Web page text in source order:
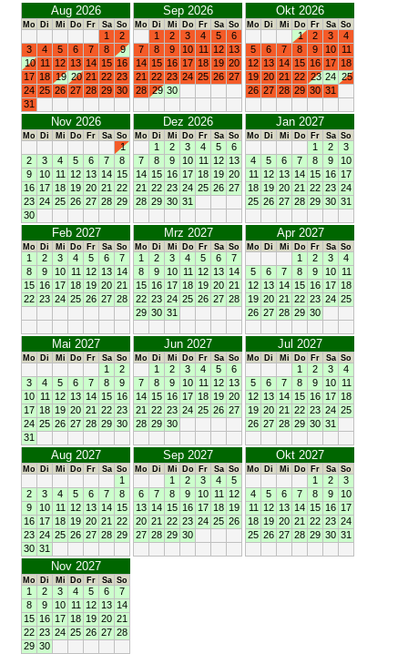
Aug 2026
Mo Di Mi Do Fr Sa So
1
2
3
4 5 6 7 8
9
10 11 12 13 14 15 16
17 18 19 20 21 22 23
24 25 26 27 28 29 30
31
Sep 2026
Mo Di Mi Do Fr Sa So
1 2 3 4 5
6
7
8 9 10 11 12 13
14 15 16 17 18 19 20
21 22 23 24 25 26 27
28 29 30
Okt 2026
Mo Di Mi Do Fr Sa So
1 2 3
4
5
6 7 8 9 10 11
12 13 14 15 16 17 18
19 20 21 22 23 24 25
26 27 28 29 30 31
Nov 2026
Mo Di Mi Do Fr Sa So
1
2
3 4 5 6 7
8
9
10 11 12 13 14 15
16 17 18 19 20 21 22
23 24 25 26 27 28 29
30
Dez 2026
Mo Di Mi Do Fr Sa So
1 2 3 4 5
6
7
8 9 10 11 12 13
14 15 16 17 18 19 20
21 22 23 24 25 26 27
28 29 30 31
Jan 2027
Mo Di Mi Do Fr Sa So
1 2
3
4
5 6 7 8 9
10
11
12 13 14 15 16 17
18 19 20 21 22 23 24
25 26 27 28 29 30 31
Feb 2027
Mo Di Mi Do Fr Sa So
1 2 3 4 5 6
7
8
9 10 11 12 13 14
15 16 17 18 19 20 21
22 23 24 25 26 27 28
Mrz 2027
Mo Di Mi Do Fr Sa So
1 2 3 4 5 6
7
8
9 10 11 12 13 14
15 16 17 18 19 20 21
22 23 24 25 26 27 28
29 30 31
Apr 2027
Mo Di Mi Do Fr Sa So
1 2 3
4
5
6 7 8 9 10 11
12 13 14 15 16 17 18
19 20 21 22 23 24 25
26 27 28 29 30
Mai 2027
Mo Di Mi Do Fr Sa So
1
2
3
4 5 6 7 8
9
10 11 12 13 14 15 16
17 18 19 20 21 22 23
24 25 26 27 28 29 30
31
Jun 2027
Mo Di Mi Do Fr Sa So
1 2 3 4 5
6
7
8 9 10 11 12 13
14 15 16 17 18 19 20
21 22 23 24 25 26 27
28 29 30
Jul 2027
Mo Di Mi Do Fr Sa So
1 2 3
4
5
6 7 8 9 10 11
12 13 14 15 16 17 18
19 20 21 22 23 24 25
26 27 28 29 30 31
Aug 2027
Mo Di Mi Do Fr Sa So
1
2
3 4 5 6 7
8
9
10 11 12 13 14 15
16 17 18 19 20 21 22
23 24 25 26 27 28 29
30 31
Sep 2027
Mo Di Mi Do Fr Sa So
1 2 3 4
5
6
7 8 9 10 11
12
13 14 15 16 17 18 19
20 21 22 23 24 25 26
27 28 29 30
Okt 2027
Mo Di Mi Do Fr Sa So
1 2
3
4
5 6 7 8 9
10
11
12 13 14 15 16 17
18 19 20 21 22 23 24
25 26 27 28 29 30 31
Nov 2027
Mo Di Mi Do Fr Sa So
1 2 3 4 5 6
7
8
9 10 11 12 13 14
15 16 17 18 19 20 21
22 23 24 25 26 27 28
29 30